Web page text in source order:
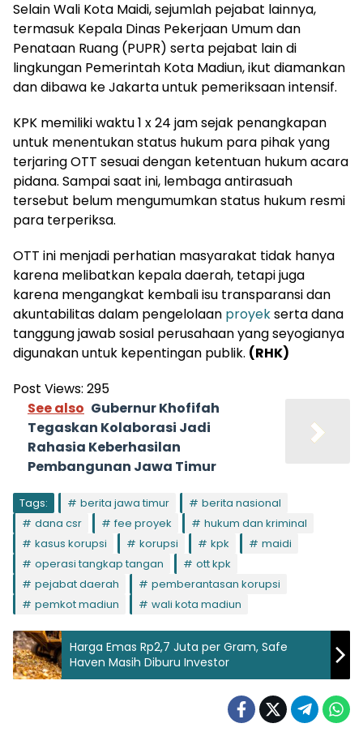
Selain Wali Kota Maidi, sejumlah pejabat lainnya,
termasuk Kepala Dinas Pekerjaan Umum dan
Penataan Ruang (PUPR) serta pejabat lain di
lingkungan Pemerintah Kota Madiun, ikut diamankan
dan dibawa ke Jakarta untuk pemeriksaan intensif.
KPK memiliki waktu 1 x 24 jam sejak penangkapan
untuk menentukan status hukum para pihak yang
terjaring OTT sesuai dengan ketentuan hukum acara
pidana. Sampai saat ini, lembaga antirasuah
tersebut belum mengumumkan status hukum resmi
para terperiksa.
OTT ini menjadi perhatian masyarakat tidak hanya
karena melibatkan kepala daerah, tetapi juga
karena mengangkat kembali isu transparansi dan
akuntabilitas dalam pengelolaan proyekserta dana
tanggung jawab sosial perusahaan yang seyogianya
digunakan untuk kepentingan publik. (RHK)
Post Views: 295
See also Gubernur Khofifah
Tegaskan Kolaborasi Jadi
Rahasia Keberhasilan
Pembangunan Jawa Timur
Tags: berita jawa timur
berita nasional
dana csr
fee proyek
hukum dan kriminal
kasus korupsi
korupsi kpk
maidi
operasi tangkap tangan
ott kpk
pejabat daerah
pemberantasan korupsi
pemkot madiun
wali kota madiun
Harga Emas Rp2,7 Juta per Gram, Safe
Haven Masih Diburu Investor